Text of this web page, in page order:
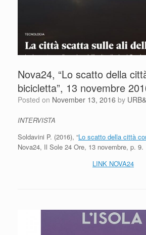
Nova24, “Lo scatto della
bicicletta”, 13 novembre
Posted on November 13, 2016 by
INTERVISTA
Soldavini P. (2016), “Lo scatto della città
Nova24, Il Sole 24 Ore, 13 novembre, p. 9.
LINK NOVA24